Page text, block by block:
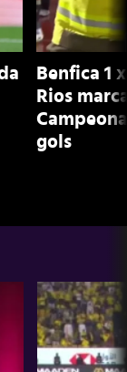
Benfica 1
Rios
gols